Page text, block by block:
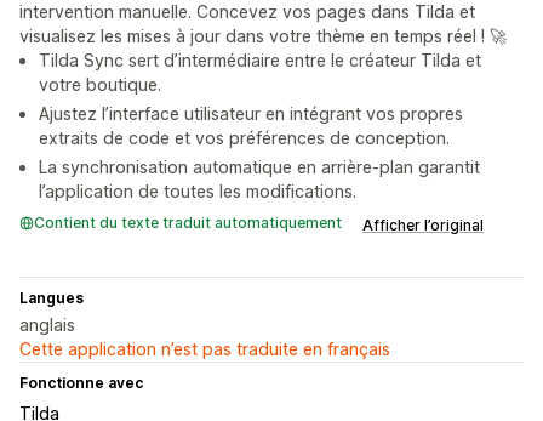
intervention manuelle. Concevez vos pages dans Tilda et
visualisez les mises à jour dans votre thème en temps réel ! 🚀
Tilda Sync sert d’intermédiaire entre le créateur Tilda et
votre boutique.
Ajustez l’interface utilisateur en intégrant vos propres
extraits de code et vos préférences de conception.
La synchronisation automatique en arrière-plan garantit
l’application de toutes les modifications.
Contient du texte traduit automatiquement Afficher l’original
Langues
anglais
Cette application n’est pas traduite en français
Fonctionne avec
Tilda